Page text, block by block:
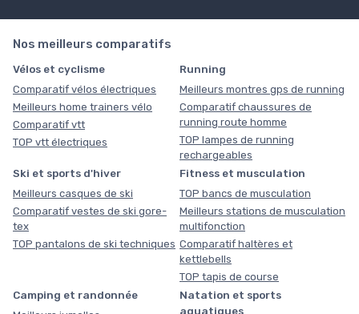
Nos meilleurs comparatifs
Vélos et cyclisme
Comparatif vélos électriques
Meilleurs home trainers vélo
Comparatif vtt
TOP vtt électriques
Running
Meilleurs montres gps de running
Comparatif chaussures de
running route homme
TOP lampes de running
rechargeables
Ski et sports d'hiver
Meilleurs casques de ski
Comparatif vestes de ski gore-
tex
TOP pantalons de ski techniques
Fitness et musculation
TOP bancs de musculation
Meilleurs stations de musculation
multifonction
Comparatif haltères et
kettlebells
TOP tapis de course
Camping et randonnée
Natation et sports
aquatiques